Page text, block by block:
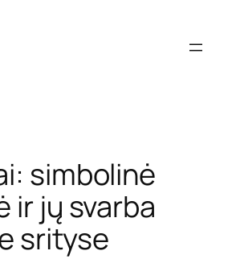
simbolinė
ir jų svarba
srityse